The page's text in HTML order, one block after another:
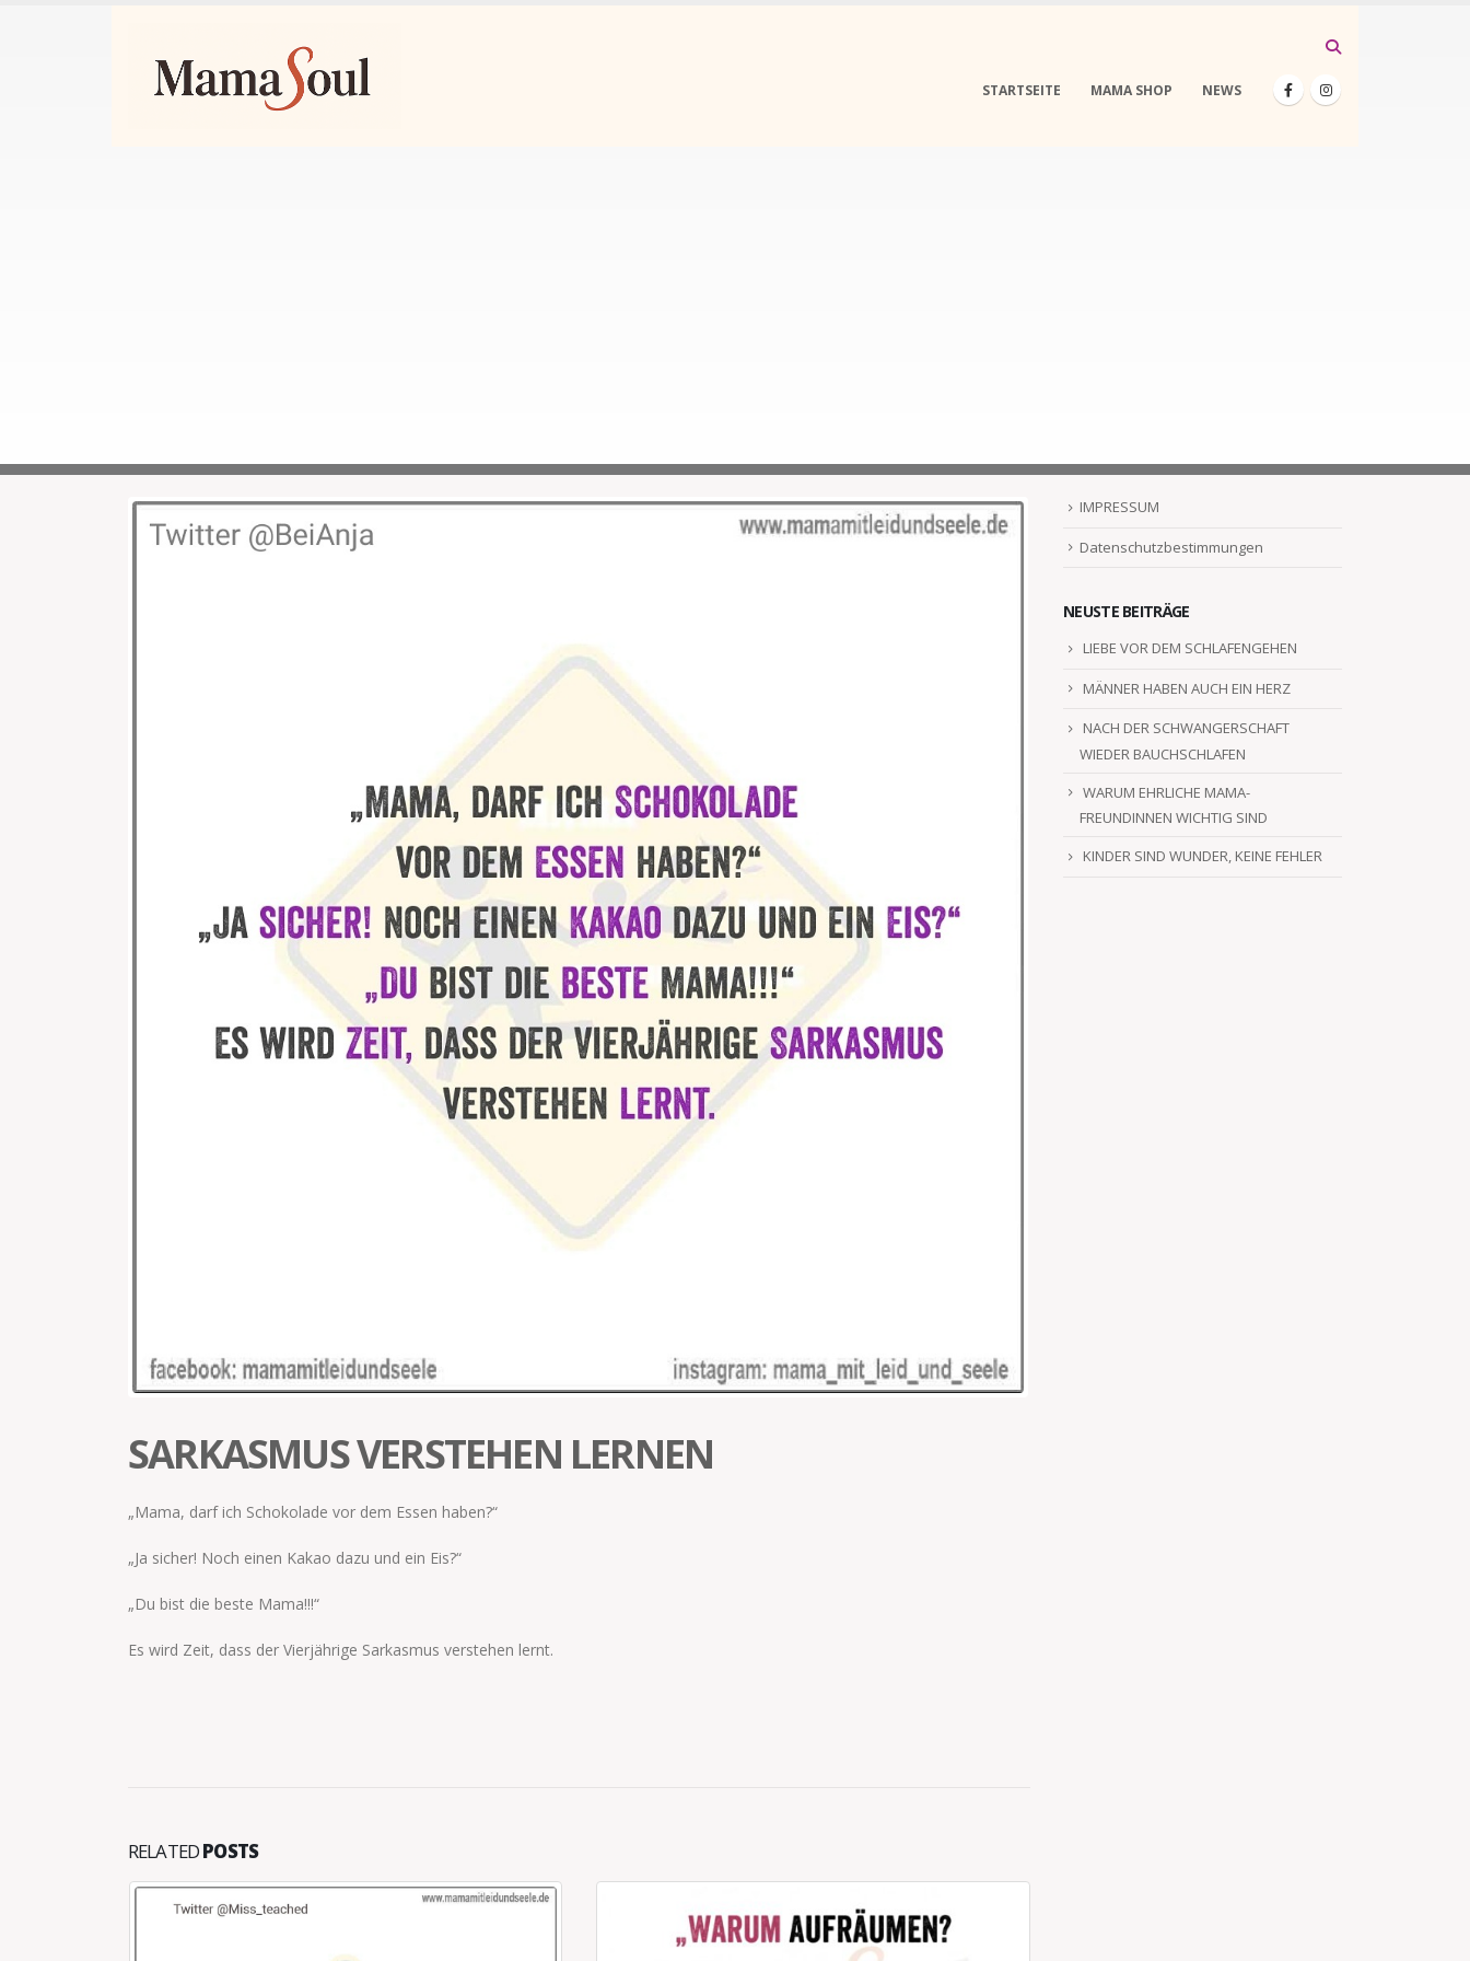
STARTSEITE MAMA SHOP NEWS
SARKASMUS VERSTEHEN LERNEN
„Mama, darf ich Schokolade vor dem Essen haben?“
„Ja sicher! Noch einen Kakao dazu und ein Eis?“
„Du bist die beste Mama!!!“
Es wird Zeit, dass der Vierjährige Sarkasmus verstehen lernt.
RELATEDPOSTS
IMPRESSUM
Datenschutzbestimmungen
NEUSTE BEITRÄGE
LIEBE VOR DEM SCHLAFENGEHEN
MÄNNER HABEN AUCH EIN HERZ
NACH DER SCHWANGERSCHAFT
WIEDER BAUCHSCHLAFEN
WARUM EHRLICHE MAMA-
FREUNDINNEN WICHTIG SIND
KINDER SIND WUNDER, KEINE FEHLER